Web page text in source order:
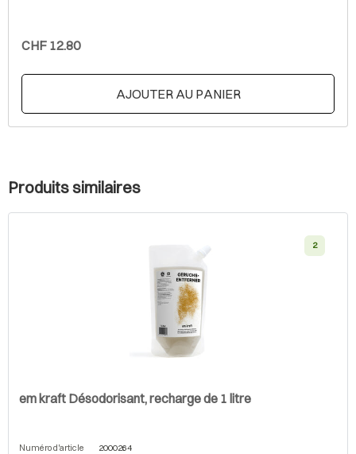
CHF 12.80
AJOUTER AU PANIER
Produits similaires
2
em kraft Désodorisant, recharge de 1 litre
Numéro d'article
2000264